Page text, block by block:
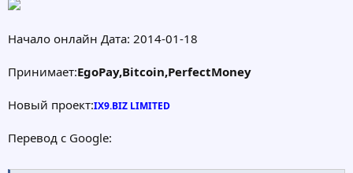
Начало онлайн Дата: 2014-01-18
Принимает:EgoPay,Bitcoin,PerfectMoney
Новый проект:IX9.BIZ LIMITED
Перевод с Google: